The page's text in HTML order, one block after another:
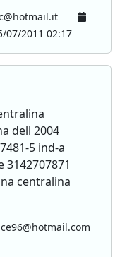
07/2011 02:17
dell 2004
5 ind-a
3142707871
centralina